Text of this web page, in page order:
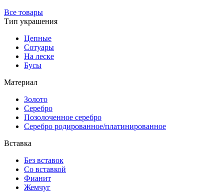
Все товары
Тип украшения
Цепные
Сотуары
На леске
Бусы
Материал
Золото
Серебро
Позолоченное серебро
Серебро родированное/платинированное
Вставка
Без вставок
Со вставкой
Фианит
Жемчуг